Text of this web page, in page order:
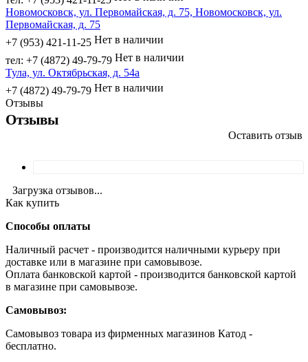
Новомосковск, ул. Первомайская, д. 75, Новомосковск, ул.
Первомайская, д. 75
+7 (953) 421-11-25 Нет в наличии
тел: +7 (4872) 49-79-79 Нет в наличии
Тула, ул. Октябрьская, д. 54а
+7 (4872) 49-79-79 Нет в наличии
Отзывы
Отзывы
Оставить отзыв
Загрузка отзывов...
Как купить
Способы оплаты
Наличный расчет - производится наличными курьеру при
доставке или в магазине при самовывозе.
Оплата банковской картой - производится банковской картой
в магазине при самовывозе.
Самовывоз:
Самовывоз товара из фирменных магазинов Катод -
бесплатно.